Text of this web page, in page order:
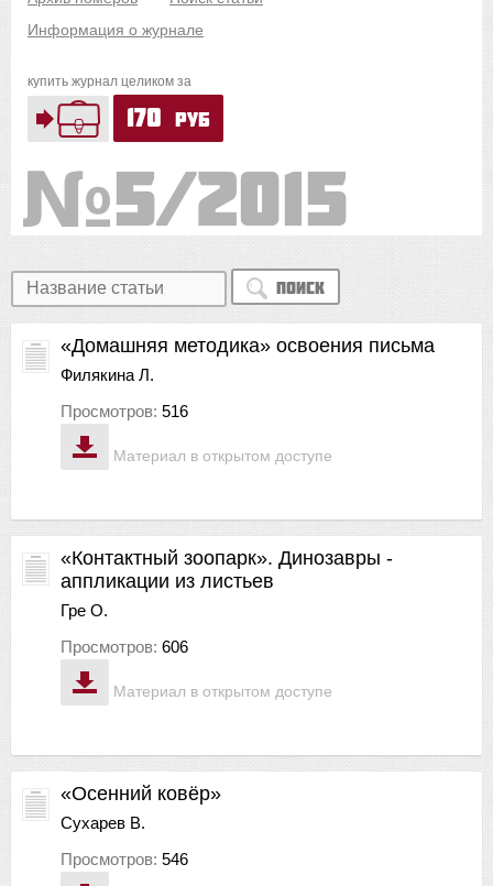
Информация о журнале
купить журнал целиком за
170 руб
5/2015
Поиск
Материал в открытом доступе
«Домашняя методика» освоения письма
Филякина Л.
Просмотров: 516
Материал в открытом доступе
«Контактный зоопарк». Динозавры -
аппликации из листьев
Гре О.
Просмотров: 606
«Осенний ковёр»
Сухарев В.
Просмотров: 546